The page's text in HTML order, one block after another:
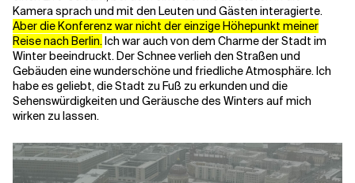
Kamera sprach und mit den Leuten und Gästen interagierte.
Aber die Konferenz war nicht der einzige Höhepunkt meiner
Reise nach Berlin. Ich war auch von dem Charme der Stadt im
Winter beeindruckt. Der Schnee verlieh den Straßen und
Gebäuden eine wunderschöne und friedliche Atmosphäre. Ich
habe es geliebt, die Stadt zu Fuß zu erkunden und die
Sehenswürdigkeiten und Geräusche des Winters auf mich
wirken zu lassen.